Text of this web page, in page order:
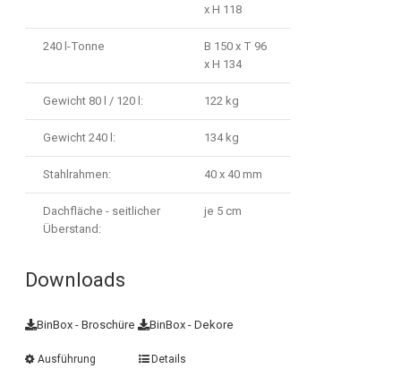
x H 118
240 l-Tonne
B 150 x T 96
x H 134
Gewicht 80 l / 120 l: 122 kg
Gewicht 240 l: 134 kg
Stahlrahmen: 40 x 40 mm
Dachfläche - seitlicher
Überstand:
je 5 cm
Downloads
BinBox - Broschüre BinBox - Dekore
Ausführung Details